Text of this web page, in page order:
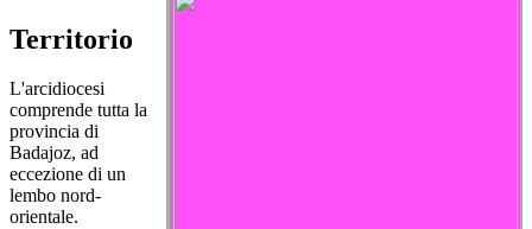
Territorio
L'arcidiocesi
comprende tutta la
provincia di
Badajoz, ad
eccezione di un
lembo nord-
orientale.